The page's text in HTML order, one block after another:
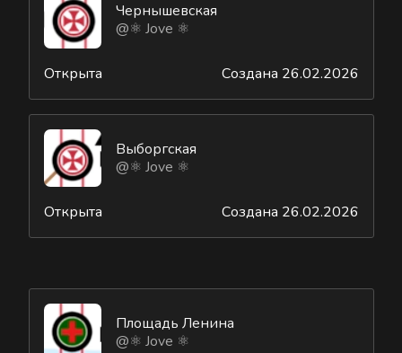
Чернышевская
@⚛ Jove ⚛
Открыта Создана 26.02.2026
Выборгская
@⚛ Jove ⚛
Открыта Создана 26.02.2026
Площадь Ленина
@⚛ Jove ⚛